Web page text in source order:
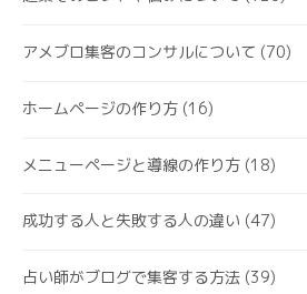
アメブロ集客のコンサルについて (70)
ホームページの作り方 (16)
メニューページと導線の作り方 (18)
成功する人と失敗する人の違い (47)
占い師がブログで集客する方法 (39)